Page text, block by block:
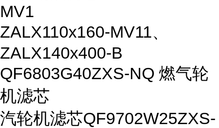
MV1
ZALX110x160-MV11、
ZALX140x400-B
QF6803G40ZXS-NQ 燃气轮
机滤芯
汽轮机滤芯QF9702W25ZXS-